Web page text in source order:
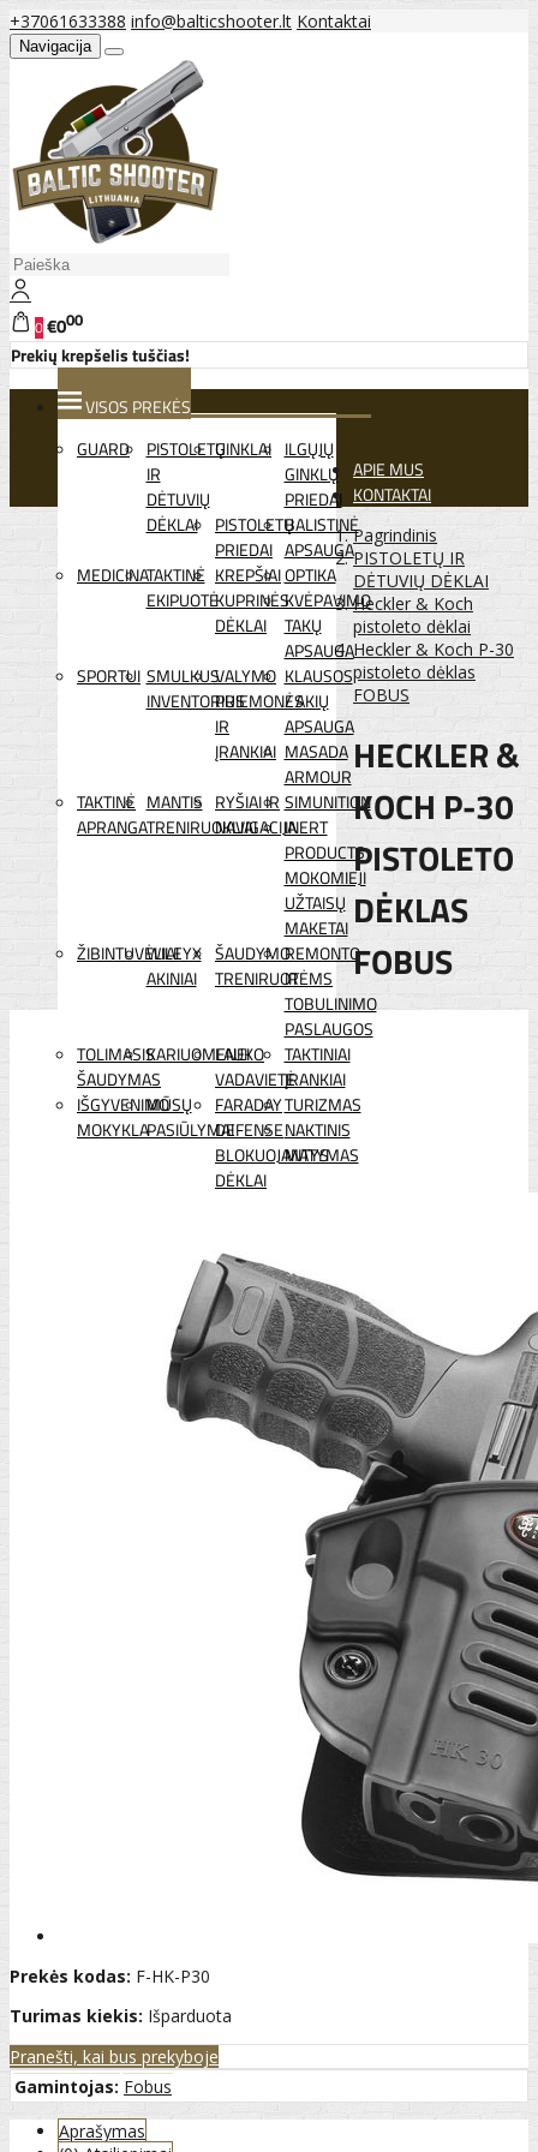
+37061633388 info@balticshooter.lt Kontaktai
Navigacija
0€000
Prekių krepšelis tuščias!
VISOS PREKĖS
GUARD
PISTOLETŲ
IR
DĖTUVIŲ
DĖKLAI
GINKLAI ILGŲJŲ
GINKLŲ
PRIEDAI
PISTOLETŲ
PRIEDAI
BALISTINĖ
APSAUGA
MEDICINATAKTINĖ
EKIPUOTĖ
KREPŠIAI
KUPRINĖS
DĖKLAI
OPTIKA
KVĖPAVIMO
TAKŲ
APSAUGA
SPORTUI SMULKUS
INVENTORIUS
VALYMO
PRIEMONĖS
IR
ĮRANKIAI
KLAUSOS
/ AKIŲ
APSAUGA
MASADA
ARMOUR
TAKTINĖ
APRANGA
MANTIS
TRENIRUOKLIAI
RYŠIAI IR
NAVIGACIJA
SIMUNITION
INERT
PRODUCTS
MOKOMIEJI
UŽTAISŲ
MAKETAI
ŽIBINTUVĖLIAI
WILEYX
AKINIAI
ŠAUDYMO
TRENIRUOTĖMS
REMONTO
IR
TOBULINIMO
PASLAUGOS
TOLIMASIS
ŠAUDYMAS
KARIUOMENEI
LAUKO
VADAVIETĖ
TAKTINIAI
ĮRANKIAI
IŠGYVENIMO
MOKYKLA
MŪSŲ
PASIŪLYMAI
FARADAY
DEFENSE
BLOKUOJANTYS
DĖKLAI
TURIZMAS
NAKTINIS
MATYMAS
APIE MUS
KONTAKTAI
Pagrindinis
PISTOLETŲ IR
DĖTUVIŲ DĖKLAI
Heckler & Koch
pistoleto dėklai
Heckler & Koch P-30
pistoleto dėklas
FOBUS
HECKLER &
KOCH P-30
PISTOLETO
DĖKLAS
FOBUS
Prekės kodas: F-HK-P30
Turimas kiekis: Išparduota
Pranešti, kai bus prekyboje
Gamintojas: Fobus
Aprašymas